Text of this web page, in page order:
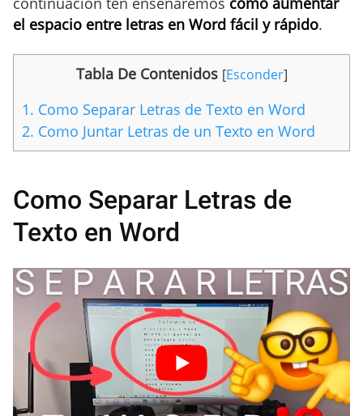
el espacio entre letras en Word fácil y rápido.
Tabla De Contenidos [Esconder]
1. Como Separar Letras de Texto en Word
2. Como Juntar Letras de un Texto en Word
Como Separar Letras de
Texto en Word